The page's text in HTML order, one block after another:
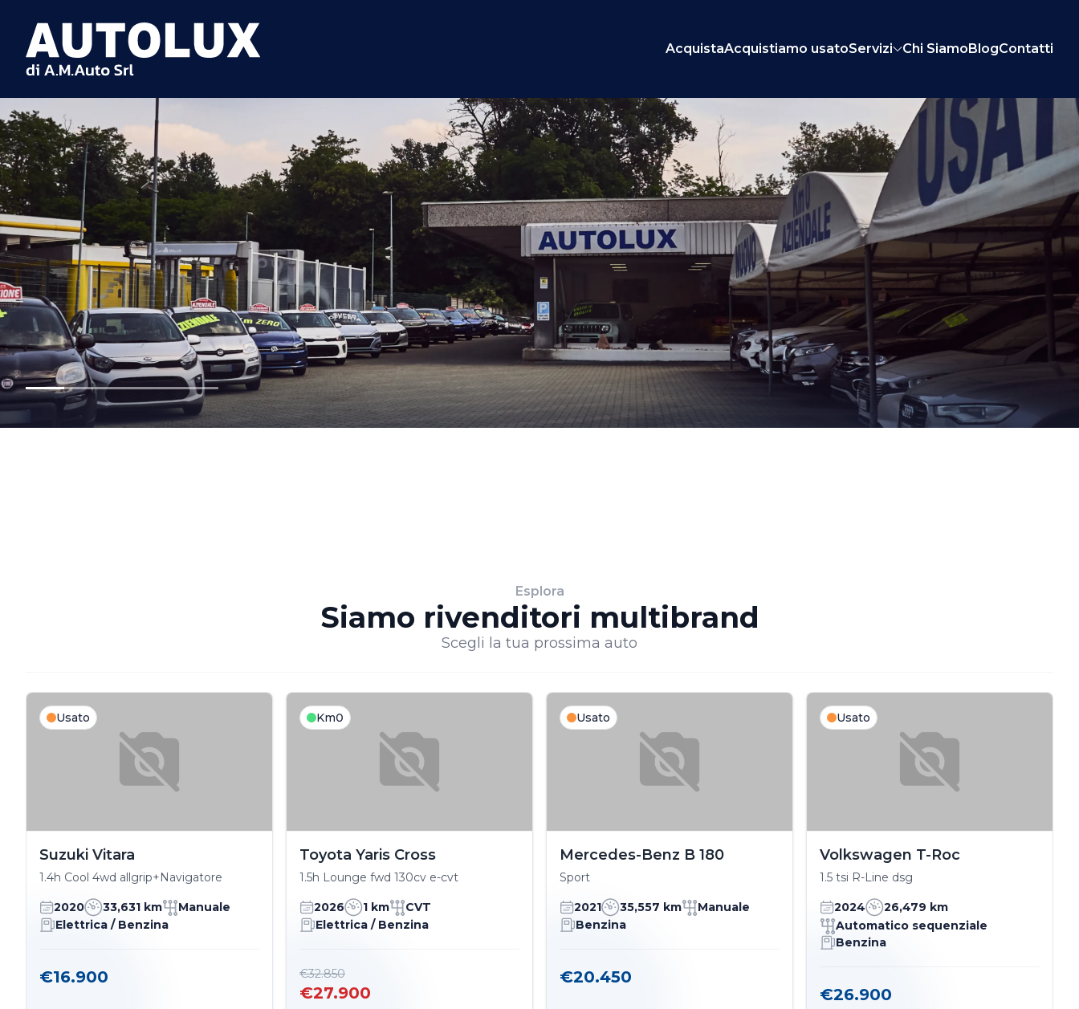
AcquistaAcquistiamo usatoServizi Chi SiamoBlogContatti
Esplora
Siamo rivenditori multibrand
Scegli la tua prossima auto
Usato
Suzuki Vitara
1.4h Cool 4wd allgrip+Navigatore
2020 33,631 km
Manuale
Elettrica / Benzina
€16.900
Km0
Toyota Yaris Cross
1.5h Lounge fwd 130cv e-cvt
2026 1 km
CVT
Elettrica / Benzina
€32.850
€27.900
Usato
Mercedes-Benz B 180
Sport
2021 35,557 km
Manuale
Benzina
€20.450
Usato
Volkswagen T-Roc
1.5 tsi R-Line dsg
2024
26,479 km
Automatico sequenziale
Benzina
€26.900